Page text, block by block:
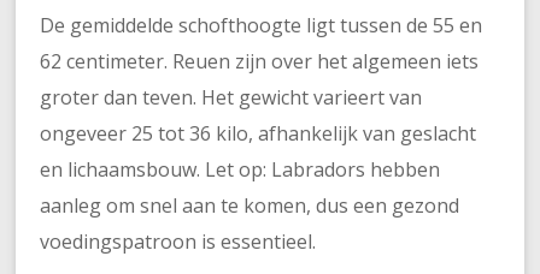
De gemiddelde schofthoogte ligt tussen de 55 en
62 centimeter. Reuen zijn over het algemeen iets
groter dan teven. Het gewicht varieert van
ongeveer 25 tot 36 kilo, afhankelijk van geslacht
en lichaamsbouw. Let op: Labradors hebben
aanleg om snel aan te komen, dus een gezond
voedingspatroon is essentieel.